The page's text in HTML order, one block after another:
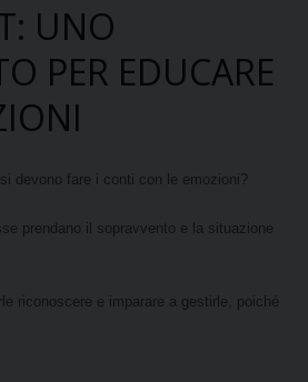
UNO
PER EDUCARE
devono fare i conti con le emozioni?
prendano il sopravvento e la situazione
riconoscere e imparare a gestirle, poiché